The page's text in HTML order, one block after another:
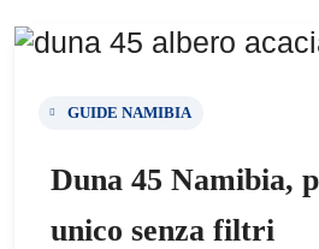
GUIDE NAMIBIA
Duna 45 Namibia,
unico senza filtri